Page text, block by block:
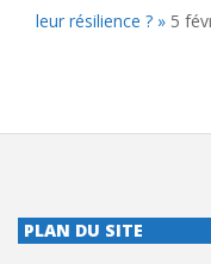
leur résilience ? » 5
PLAN DU SITE